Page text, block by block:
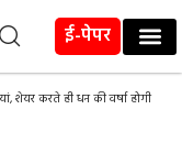
ई-पेपर
शेयर करते ही धन की वर्षा होगी